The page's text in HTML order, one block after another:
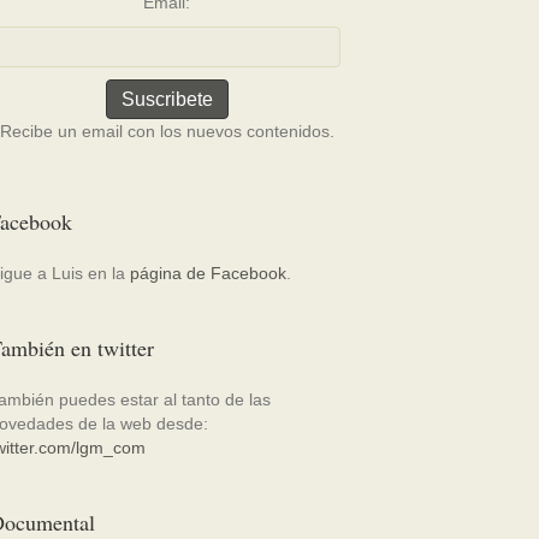
Recibe un email con los nuevos contenidos.
a Luis en la página de Facebook
en twitter
puedes estar al tanto de las
de la web desde:
lgm_com